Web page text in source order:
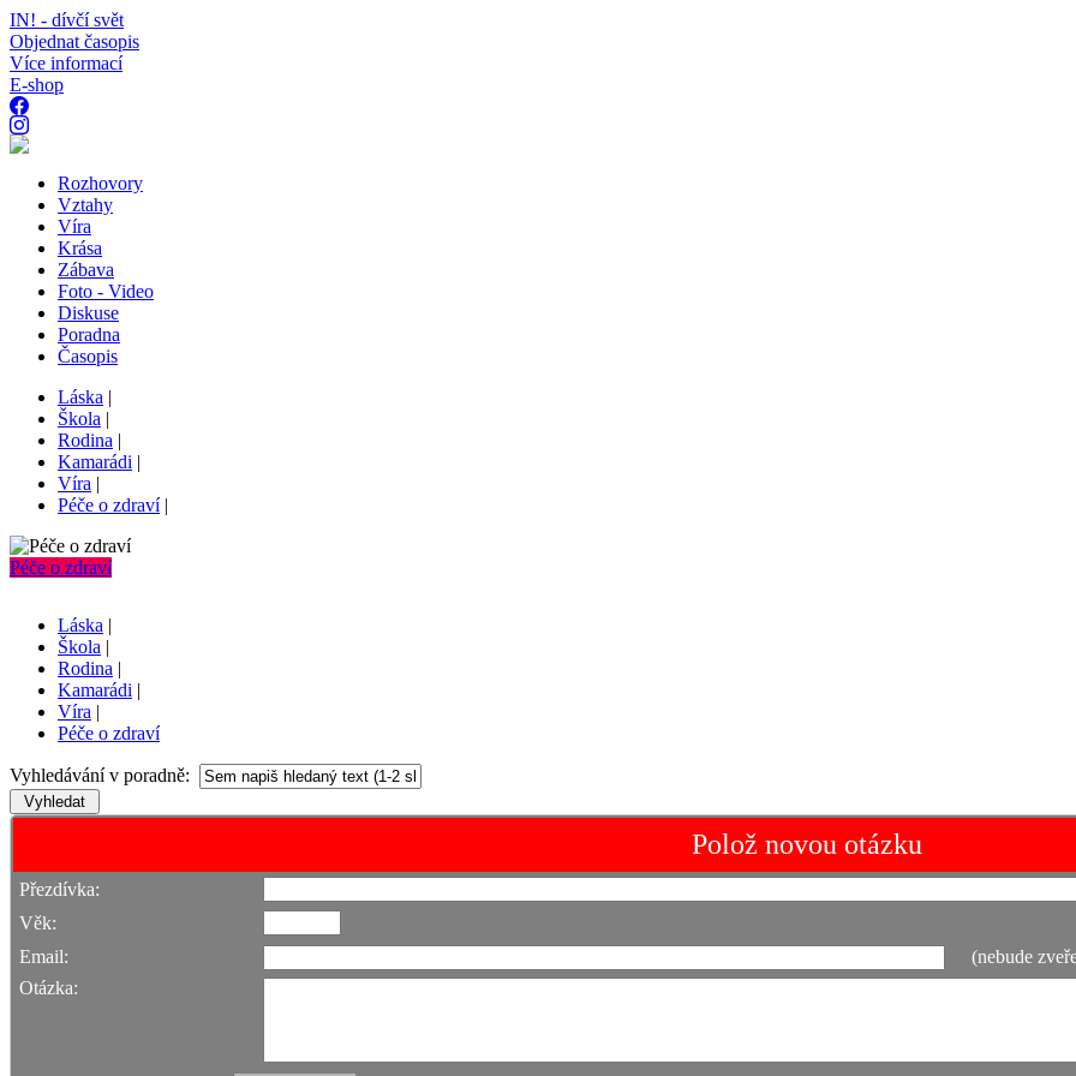
IN! - dívčí svět
Objednat časopis
Více informací
E-shop
Rozhovory
Vztahy
Víra
Krása
Zábava
Foto - Video
Diskuse
Poradna
Časopis
Láska |
Škola |
Rodina |
Kamarádi |
Víra |
Péče o zdraví|
Péče o zdraví
Láska |
Škola |
Rodina |
Kamarádi |
Víra |
Péče o zdraví
Vyhledávání v poradně:
Polož novou otázku
Přezdívka:
Věk:
Email:
(nebude
Otázka: